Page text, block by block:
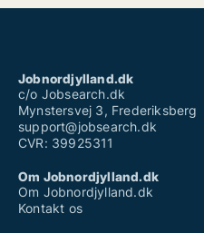
Jobnordjylland.dk
c/o Jobsearch.dk
Mynstersvej 3, Frederiksberg
support@jobsearch.dk
CVR: 39925311
Om Jobnordjylland.dk
Om Jobnordjylland.dk
Kontakt os